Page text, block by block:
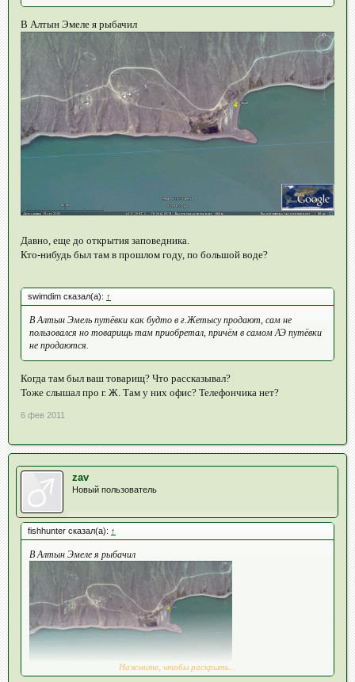
В Алтын Эмеле я рыбачил
Давно, еще до открытия заповедника.
Кто-нибудь был там в прошлом году, по большой воде?
swimdim сказал(а): ↑
В Алтын Эмель путёвки как будто в г.Жетысу продают, сам не
пользовался но товарищь там приобретал, причём в самом АЭ путёвки
не продаются.
Когда там был ваш товарищ? Что рассказывал?
Тоже слышал про г. Ж. Там у них офис? Телефончика нет?
6 фев 2011
zav
Новый пользователь
fishhunter сказал(а): ↑
В Алтын Эмеле я рыбачил
Нажмите, чтобы раскрыть...